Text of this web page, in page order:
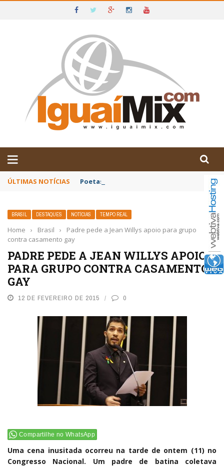
IGUAÍ E SUDOESTE DA BAHIA
ÚLTIMAS NOTÍCIAS Poetas baianos representam o Brasil no
BRASIL DESTAQUES NOTÍCIAS TEMPO REAL
Home › Brasil ›
Padre pede a Jean Willys apoio para grupo
contra casamento gay
PADRE PEDE A JEAN WILLYS APOIO
PARA GRUPO CONTRA CASAMENTO
GAY
12 DE FEVEREIRO DE 2015 0
Compartilhe no WhatsApp
Uma cena inusitada ocorreu na tarde de ontem (11) no
Congresso Nacional. Um padre de batina coletava